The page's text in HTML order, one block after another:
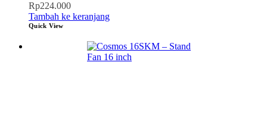
Rp224.000
Tambah ke keranjang
Quick View